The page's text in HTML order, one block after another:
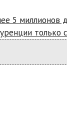
5
только